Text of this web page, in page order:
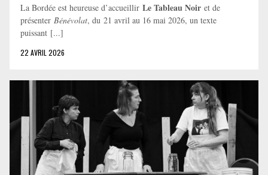
La Bordée est heureuse d’accueillir Le Tableau Noir et de
présenter Bénévolat, du 21 avril au 16 mai 2026, un texte
puissant [...]
22 AVRIL 2026